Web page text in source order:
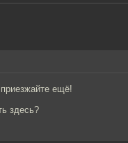
ещё!
здесь?